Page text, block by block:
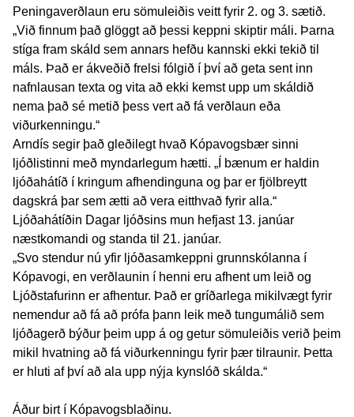
Peningaverðlaun eru sömuleiðis veitt fyrir 2. og 3. sætið.
„Við finnum það glöggt að þessi keppni skiptir máli. Þarna
stíga fram skáld sem annars hefðu kannski ekki tekið til
máls. Það er ákveðið frelsi fólgið í því að geta sent inn
nafnlausan texta og vita að ekki kemst upp um skáldið
nema það sé metið þess vert að fá verðlaun eða
viðurkenningu.“
Arndís segir það gleðilegt hvað Kópavogsbær sinni
ljóðlistinni með myndarlegum hætti. „Í bænum er haldin
ljóðahátíð í kringum afhendinguna og þar er fjölbreytt
dagskrá þar sem ætti að vera eitthvað fyrir alla.“
Ljóðahátíðin Dagar ljóðsins mun hefjast 13. janúar
næstkomandi og standa til 21. janúar.
„Svo stendur nú yfir ljóðasamkeppni grunnskólanna í
Kópavogi, en verðlaunin í henni eru afhent um leið og
Ljóðstafurinn er afhentur. Það er gríðarlega mikilvægt fyrir
nemendur að fá að prófa þann leik með tungumálið sem
ljóðagerð býður þeim upp á og getur sömuleiðis verið þeim
mikil hvatning að fá viðurkenningu fyrir þær tilraunir. Þetta
er hluti af því að ala upp nýja kynslóð skálda.“
Áður birt í Kópavogsblaðinu.